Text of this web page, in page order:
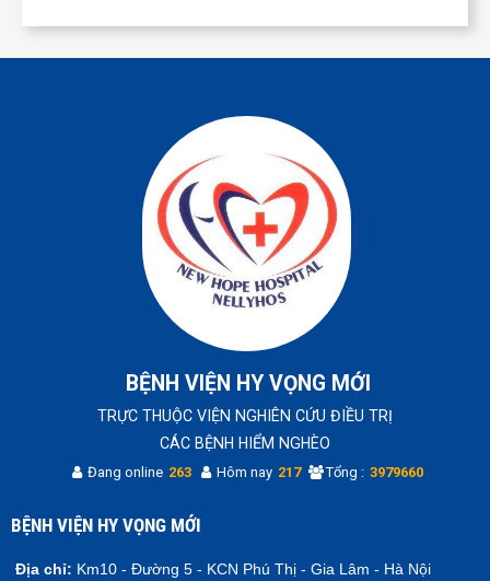
BỆNH VIỆN HY VỌNG MỚI
TRỰC THUỘC VIỆN NGHIÊN CỨU ĐIỀU TRỊ
CÁC BỆNH HIỂM NGHÈO
Đang online 263 Hôm nay 217 Tổng : 3979660
BỆNH VIỆN HY VỌNG MỚI
Địa chỉ: Km10 - Đường 5 - KCN Phú Thị - Gia Lâm - Hà Nội